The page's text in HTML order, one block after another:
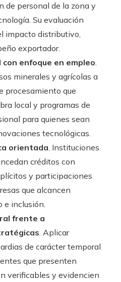
de personal de la zona y
Su evaluación
impacto distributivo,
exportador.
enfoque en empleo.
minerales y agrícolas a
procesamiento que
local y programas de
para quienes sean
tecnológicas.
orientada. Instituciones
créditos con
y participaciones
que alcancen
e inclusión.
frente a
. Aplicar
de carácter temporal
que presenten
verificables y evidencien